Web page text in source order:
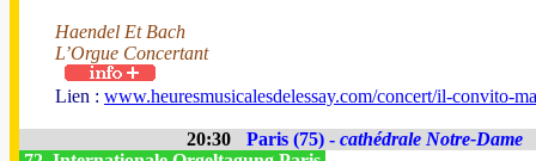
Haendel Et Bach
L’Orgue Concertant
Lien : www.heuresmusicalesdelessay.com/concert/il-convito-
20:30 Paris (75) - cathédrale Notre-Dame